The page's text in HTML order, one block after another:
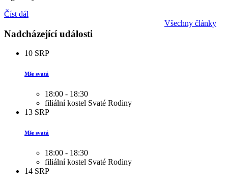
Číst dál
Všechny články
Nadcházející události
10 SRP
Mše svatá
18:00 - 18:30
filiální kostel Svaté Rodiny
13 SRP
Mše svatá
18:00 - 18:30
filiální kostel Svaté Rodiny
14 SRP